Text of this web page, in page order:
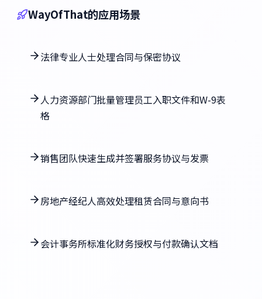
WayOfThat的应用场景
法律专业人士处理合同与保密协议
人力资源部门批量管理员工入职文件和W-9表
格
销售团队快速生成并签署服务协议与发票
房地产经纪人高效处理租赁合同与意向书
会计事务所标准化财务授权与付款确认文档